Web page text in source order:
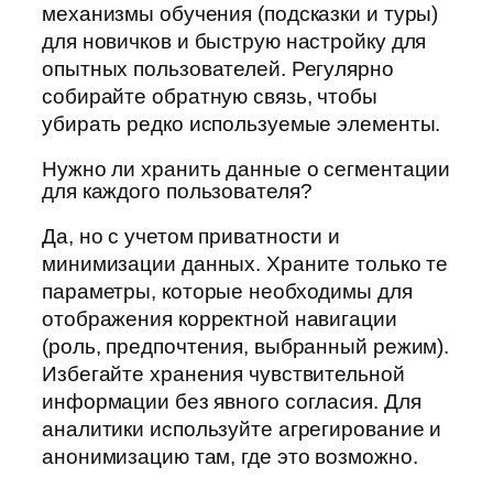
механизмы обучения (подсказки и туры)
для новичков и быструю настройку для
опытных пользователей. Регулярно
собирайте обратную связь, чтобы
убирать редко используемые элементы.
Нужно ли хранить данные о сегментации
для каждого пользователя?
Да, но с учетом приватности и
минимизации данных. Храните только те
параметры, которые необходимы для
отображения корректной навигации
(роль, предпочтения, выбранный режим).
Избегайте хранения чувствительной
информации без явного согласия. Для
аналитики используйте агрегирование и
анонимизацию там, где это возможно.